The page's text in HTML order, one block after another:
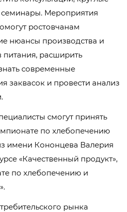
Мероприятия
ростовчанам
нюансы производства и
питания, расширить
современные
заквасок и провести анализ
смогут принять
по хлебопечению
имени Кононцева Валерия
«Качественный продукт»,
по хлебопечению и
рынка